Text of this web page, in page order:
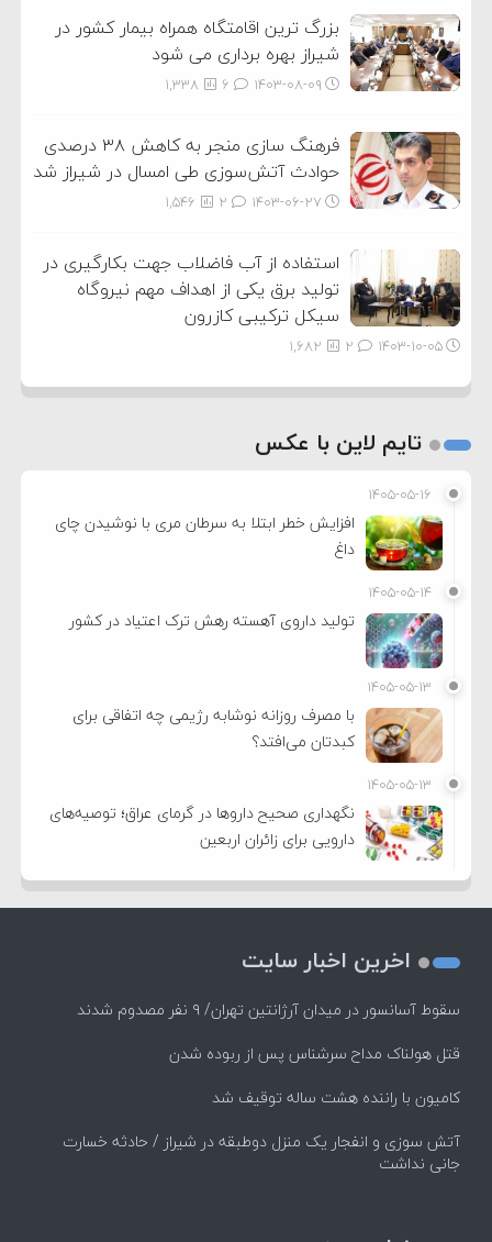
بزرگ ترین اقامتگاه همراه بیمار کشور در
شیراز بهره برداری می شود
۱۴۰۳-۰۸-۰۹ 1,338
فرهنگ سازی منجر به کاهش ۳۸ درصدی
حوادث آتش‌سوزی طی امسال در شیراز شد
۱۴۰۳-۰۶-۲۷ 1,546
استفاده از آب فاضلاب جهت بکارگیری در
تولید برق یکی از اهداف مهم نیروگاه
سیکل ترکیبی کازرون
۱۴۰۳-۱۰-۰۵ 1,682
تایم لاین با عکس
۱۴۰۵-۰۵-۱۶
افزایش خطر ابتلا به سرطان مری با نوشیدن چای
داغ
۱۴۰۵-۰۵-۱۴
تولید داروی آهسته رهش ترک اعتیاد در کشور
۱۴۰۵-۰۵-۱۳
با مصرف روزانه نوشابه رژیمی چه اتفاقی برای
کبدتان می‌افتد؟
۱۴۰۵-۰۵-۱۳
نگهداری صحیح داروها در گرمای عراق؛ توصیه‌های
دارویی برای زائران اربعین
اخرین اخبار سایت
سقوط آسانسور در میدان آرژانتین تهران/ ۹ نفر مصدوم شدند
قتل هولناک مداح سرشناس پس از ربوده شدن
کامیون با راننده هشت ساله توقیف شد
آتش سوزی و انفجار یک منزل دوطبقه در شیراز / حادثه خسارت
جانی نداشت